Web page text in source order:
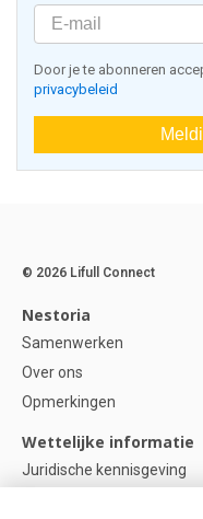
Door je te abonneren
privacybeleid
© 2026 Lifull Connect
Nestoria
Samenwerken
Over ons
Opmerkingen
Wettelijke informatie
Juridische kennisgeving